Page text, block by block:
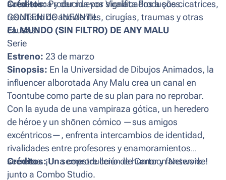
autoestima y dar nuevos significados a sus cicatrices,
resultado de accidentes, cirugías, traumas y otras
causas.
Créditos:Producida por Viralata Produções.
CONTENIDO INFANTIL
EL MUNDO (SIN FILTRO) DE ANY MALU
Serie
Estreno: 23 de marzo
Sinopsis: En la Universidad de Dibujos Animados, la
influencer alborotada Any Malu crea un canal en
Toontube como parte de su plan para no reprobar.
Con la ayuda de una vampiraza gótica, un heredero
de héroe y un shōnen cómico —sus amigos
excéntricos—, enfrenta intercambios de identidad,
rivalidades entre profesores y enamoramientos
secretos. ¡Un semestre lleno de humor y fanservice!
Créditos:Una coproducción de Cartoon Network
junto a Combo Studio.